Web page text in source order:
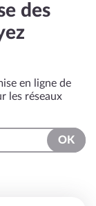
des
en ligne de
les réseaux
OK